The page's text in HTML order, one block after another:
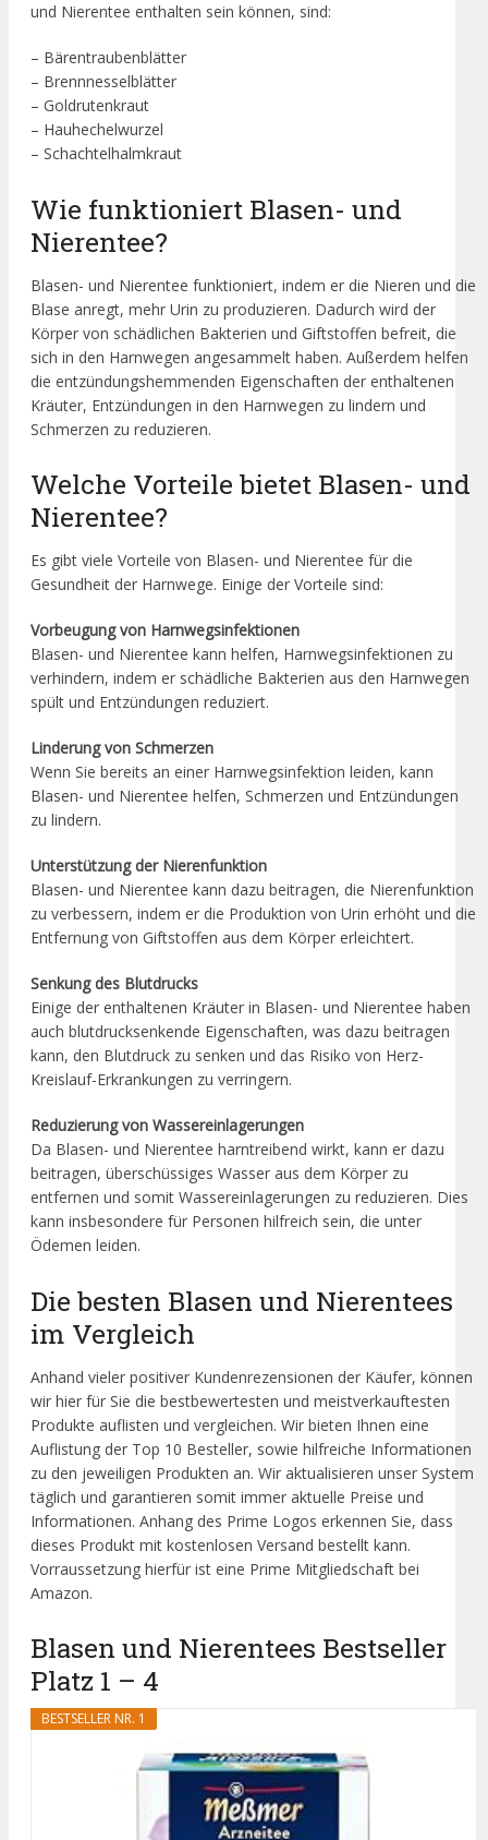
und Nierentee enthalten sein können, sind:
– Bärentraubenblätter
– Brennnesselblätter
– Goldrutenkraut
– Hauhechelwurzel
– Schachtelhalmkraut
Wie funktioniert Blasen- und
Nierentee?
Blasen- und Nierentee funktioniert, indem er die Nieren und die
Blase anregt, mehr Urin zu produzieren. Dadurch wird der
Körper von schädlichen Bakterien und Giftstoffen befreit, die
sich in den Harnwegen angesammelt haben. Außerdem helfen
die entzündungshemmenden Eigenschaften der enthaltenen
Kräuter, Entzündungen in den Harnwegen zu lindern und
Schmerzen zu reduzieren.
Welche Vorteile bietet Blasen- und
Nierentee?
Es gibt viele Vorteile von Blasen- und Nierentee für die
Gesundheit der Harnwege. Einige der Vorteile sind:
Vorbeugung von Harnwegsinfektionen
Blasen- und Nierentee kann helfen, Harnwegsinfektionen zu
verhindern, indem er schädliche Bakterien aus den Harnwegen
spült und Entzündungen reduziert.
Linderung von Schmerzen
Wenn Sie bereits an einer Harnwegsinfektion leiden, kann
Blasen- und Nierentee helfen, Schmerzen und Entzündungen
zu lindern.
Unterstützung der Nierenfunktion
Blasen- und Nierentee kann dazu beitragen, die Nierenfunktion
zu verbessern, indem er die Produktion von Urin erhöht und die
Entfernung von Giftstoffen aus dem Körper erleichtert.
Senkung des Blutdrucks
Einige der enthaltenen Kräuter in Blasen- und Nierentee haben
auch blutdrucksenkende Eigenschaften, was dazu beitragen
kann, den Blutdruck zu senken und das Risiko von Herz-
Kreislauf-Erkrankungen zu verringern.
Reduzierung von Wassereinlagerungen
Da Blasen- und Nierentee harntreibend wirkt, kann er dazu
beitragen, überschüssiges Wasser aus dem Körper zu
entfernen und somit Wassereinlagerungen zu reduzieren. Dies
kann insbesondere für Personen hilfreich sein, die unter
Ödemen leiden.
Die besten Blasen und Nierentees
im Vergleich
Anhand vieler positiver Kundenrezensionen der Käufer, können
wir hier für Sie die bestbewertesten und meistverkauftesten
Produkte auflisten und vergleichen. Wir bieten Ihnen eine
Auflistung der Top 10 Besteller, sowie hilfreiche Informationen
zu den jeweiligen Produkten an. Wir aktualisieren unser System
täglich und garantieren somit immer aktuelle Preise und
Informationen. Anhang des Prime Logos erkennen Sie, dass
dieses Produkt mit kostenlosen Versand bestellt kann.
Vorraussetzung hierfür ist eine Prime Mitgliedschaft bei
Amazon.
Blasen und Nierentees Bestseller
Platz 1 – 4
BESTSELLER NR. 1